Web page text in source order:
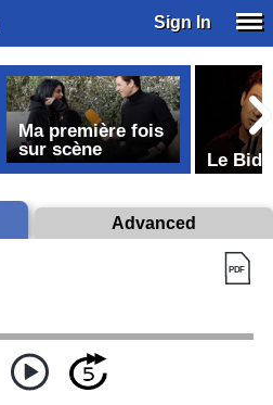
Sign In
Ma première fois
sur scène
Le Bide
Advanced